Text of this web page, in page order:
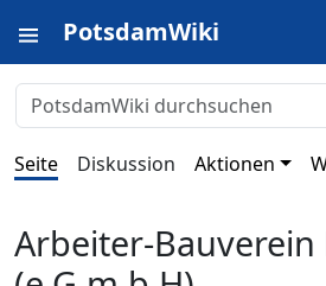
PotsdamWiki
Seite Diskussion Aktionen
Arbeiter-Bauverein